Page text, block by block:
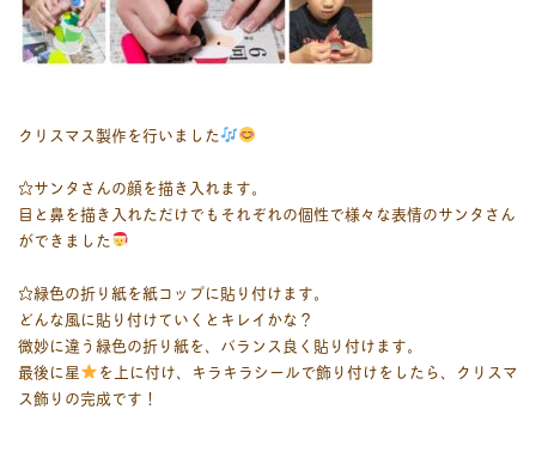
クリスマス製作を行いました
☆サンタさんの顔を描き入れます。
目と鼻を描き入れただけでもそれぞれの個性で様々な表情のサンタさん
ができました
☆緑色の折り紙を紙コップに貼り付けます。
どんな風に貼り付けていくとキレイかな？
微妙に違う緑色の折り紙を、バランス良く貼り付けます。
最後に星
を上に付け、キラキラシールで飾り付けをしたら、クリスマ
ス飾りの完成です！